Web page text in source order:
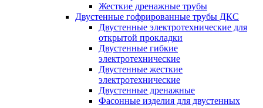
Жесткие дренажные трубы
Двустенные гофрированные трубы ДКС
Двустенные электротехнические для
открытой прокладки
Двустенные гибкие
электротехнические
Двустенные жесткие
электротехнические
Двустенные дренажные
Фасонные изделия для двустенных